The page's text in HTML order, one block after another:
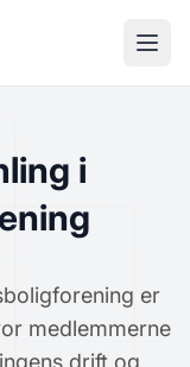
i
er
medlemmerne
drift og